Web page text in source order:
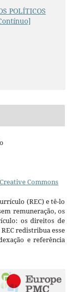
POLÍTICOS
Creative Commons
(REC) e tê-lo
remuneração, os
os direitos de
redistribua esse
e referência